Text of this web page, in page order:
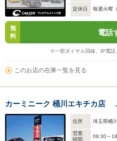
定休日 毎週火曜
無
料
電話
※一部ダイヤル回線、IP電話
このお店の在庫一覧を見る
カーミニーク 桶川エキチカ店
住所 埼玉県桶
営業
時間
09:30～